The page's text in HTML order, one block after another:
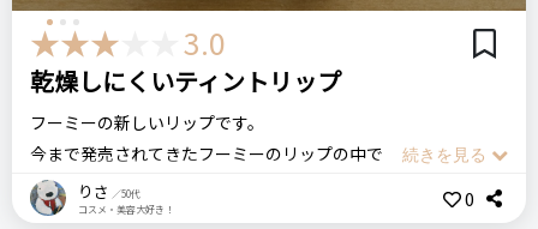
3.0
乾燥しにくいティントリップ
フーミーの新しいリップです。
今まで発売されてきたフーミーのリップの中ではいちばん油分
が多くてしっとりしていると思います。
公式では唇の内側の粘膜のような仕上がり、と表現していま
りさ ／50代
コスメ・美容大好き！
0